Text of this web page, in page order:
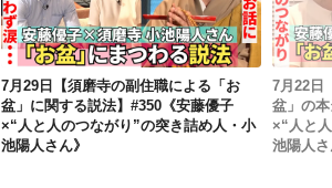
7月29日【須磨寺の副住職による「お
盆」に関する説法】#350《安藤優子
×“人と人のつながり”の突き詰め人・小
池陽人さん》
7月22日
盆」の
×“人と
池陽人